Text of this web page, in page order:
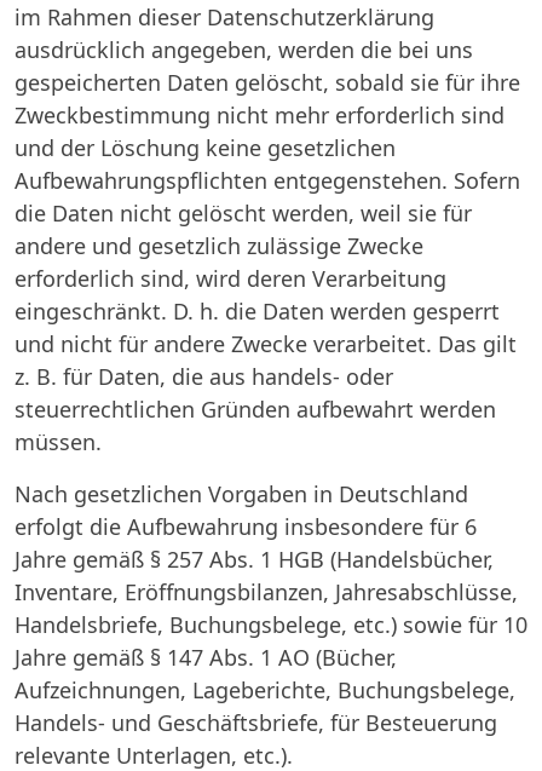
im Rahmen dieser Datenschutzerklärung
ausdrücklich angegeben, werden die bei uns
gespeicherten Daten gelöscht, sobald sie für ihre
Zweckbestimmung nicht mehr erforderlich sind
und der Löschung keine gesetzlichen
Aufbewahrungspflichten entgegenstehen. Sofern
die Daten nicht gelöscht werden, weil sie für
andere und gesetzlich zulässige Zwecke
erforderlich sind, wird deren Verarbeitung
eingeschränkt. D. h. die Daten werden gesperrt
und nicht für andere Zwecke verarbeitet. Das gilt
z. B. für Daten, die aus handels- oder
steuerrechtlichen Gründen aufbewahrt werden
müssen.
Nach gesetzlichen Vorgaben in Deutschland
erfolgt die Aufbewahrung insbesondere für 6
Jahre gemäß § 257 Abs. 1 HGB (Handelsbücher,
Inventare, Eröffnungsbilanzen, Jahresabschlüsse,
Handelsbriefe, Buchungsbelege, etc.) sowie für 10
Jahre gemäß § 147 Abs. 1 AO (Bücher,
Aufzeichnungen, Lageberichte, Buchungsbelege,
Handels- und Geschäftsbriefe, für Besteuerung
relevante Unterlagen, etc.).